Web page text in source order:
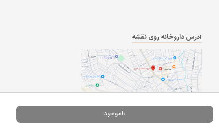
ناموجود
آدرس داروخانه روی نقشه
A Pluss
Powered By